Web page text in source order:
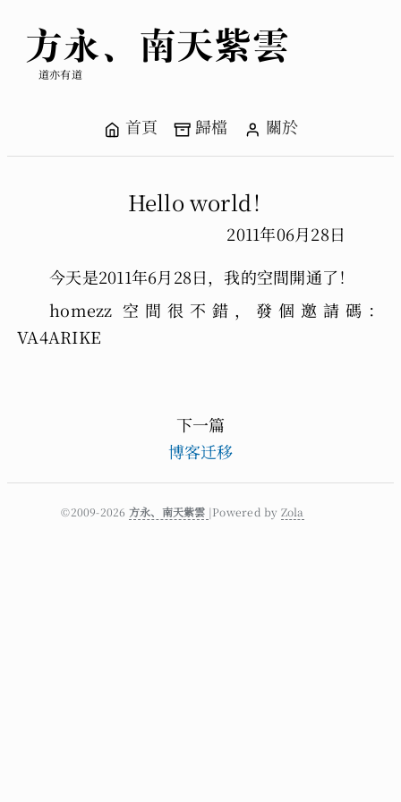
方永、南天紫雲
道亦有道
首頁 歸檔 關於
Hello world！
2011年06月28日
今天是2011年6月28日，我的空間開通了！
homezz 空間很不錯，發個邀請碼：
VA4ARIKE
下一篇
博客迁移
©2009-2026 方永、南天紫雲 |Powered by Zola